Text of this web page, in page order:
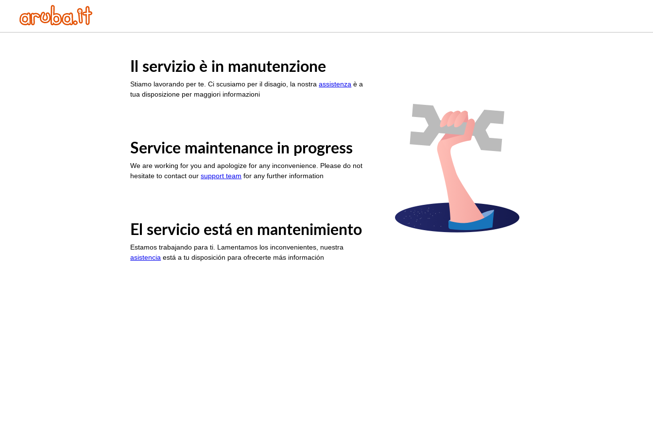
Il servizio è in manutenzione
Stiamo lavorando per te. Ci scusiamo per il disagio, la nostraassistenza è a
tua disposizione per maggiori informazioni
Service maintenance in progress
We are working for you and apologize for any inconvenience. Please do not
hesitate to contact oursupport team for any further information
El servicio está en mantenimiento
Estamos trabajando para ti. Lamentamos los inconvenientes, nuestra
asistencia está a tu disposición para ofrecerte más información